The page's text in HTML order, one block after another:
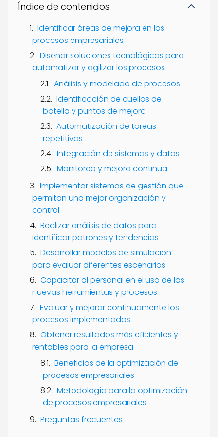
Índice de contenidos
Identificar áreas de mejora en los
procesos empresariales
Diseñar soluciones tecnológicas para
automatizar y agilizar los procesos
Análisis y modelado de procesos
Identificación de cuellos de
botella y puntos de mejora
Automatización de tareas
repetitivas
Integración de sistemas y datos
Monitoreo y mejora continua
Implementar sistemas de gestión que
permitan una mejor organización y
control
Realizar análisis de datos para
identificar patrones y tendencias
Desarrollar modelos de simulación
para evaluar diferentes escenarios
Capacitar al personal en el uso de las
nuevas herramientas y procesos
Evaluar y mejorar continuamente los
procesos implementados
Obtener resultados más eficientes y
rentables para la empresa
Beneficios de la optimización de
procesos empresariales
Metodología para la optimización
de procesos empresariales
Preguntas frecuentes